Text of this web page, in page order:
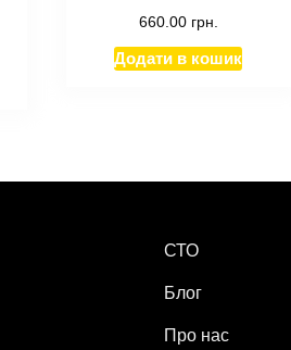
660.00 грн.
Додати в кошик
СТО
Блог
Про нас